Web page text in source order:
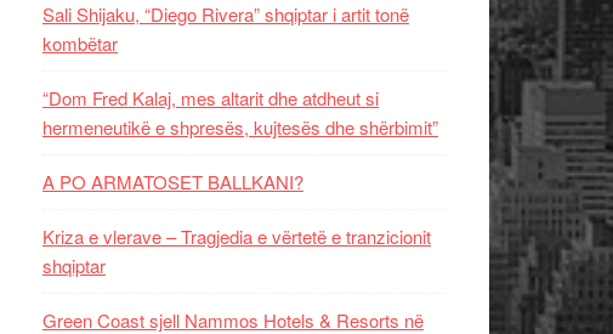
Sali Shijaku, “Diego Rivera” shqiptar i artit tonë
kombëtar
“Dom Fred Kalaj, mes altarit dhe atdheut si
hermeneutikë e shpresës, kujtesës dhe shërbimit”
A PO ARMATOSET BALLKANI?
Kriza e vlerave – Tragjedia e vërtetë e tranzicionit
shqiptar
Green Coast sjell Nammos Hotels & Resorts në